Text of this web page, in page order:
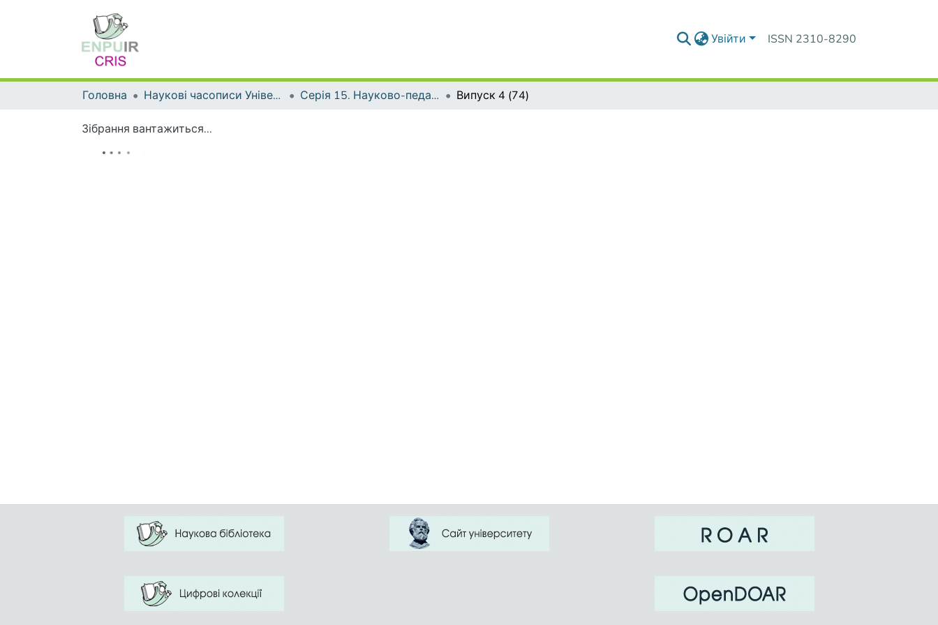
Увійти ISSN 2310-8290
Головна Наукові часописи Університету Серія 15. Науково-педагогічні проблеми фізичної культури (фізична культура і спорт) Випуск 4 (74)
Зібрання вантажиться...